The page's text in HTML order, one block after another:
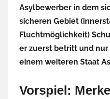
Asylbewerber in dem
sicheren Gebiet
Fluchtmöglichkeit)
er zuerst betritt und
einem weiteren Staat
Vorspiel: